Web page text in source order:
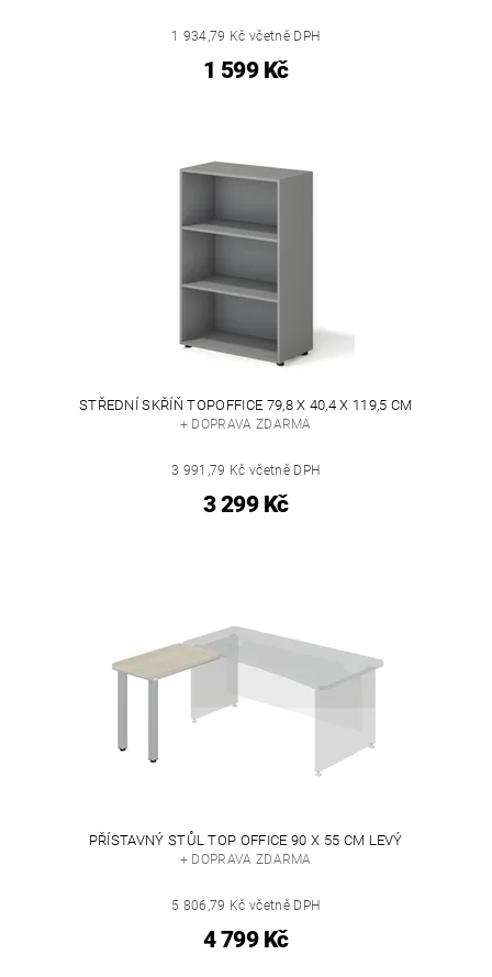
1 934,79 Kč včetně DPH
1 599 Kč
STŘEDNÍ SKŘÍŇ TOPOFFICE 79,8 X 40,4 X 119,5 CM
+ DOPRAVA ZDARMA
3 991,79 Kč včetně DPH
3 299 Kč
PŘÍSTAVNÝ STŮL TOP OFFICE 90 X 55 CM LEVÝ
+ DOPRAVA ZDARMA
5 806,79 Kč včetně DPH
4 799 Kč